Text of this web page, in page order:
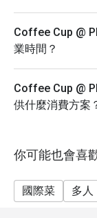
Coffee Cup @
業時間？
Coffee Cup @
供什麼消費方案
你可能也會喜
國際菜 多人